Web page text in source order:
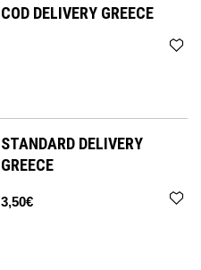
COD DELIVERY GREECE
STANDARD DELIVERY
GREECE
3,50€